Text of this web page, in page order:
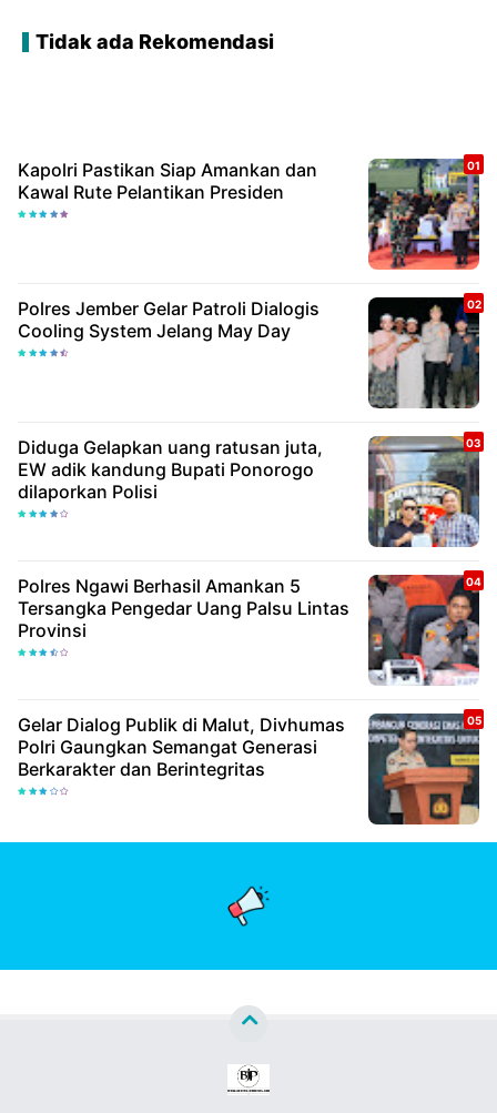
Tidak ada Rekomendasi
Kapolri Pastikan Siap Amankan dan
Kawal Rute Pelantikan Presiden
Polres Jember Gelar Patroli Dialogis
Cooling System Jelang May Day
Diduga Gelapkan uang ratusan juta,
EW adik kandung Bupati Ponorogo
dilaporkan Polisi
Polres Ngawi Berhasil Amankan 5
Tersangka Pengedar Uang Palsu Lintas
Provinsi
Gelar Dialog Publik di Malut, Divhumas
Polri Gaungkan Semangat Generasi
Berkarakter dan Berintegritas